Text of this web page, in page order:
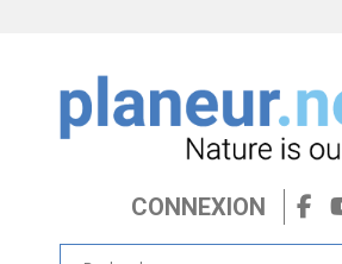
CONNEXION